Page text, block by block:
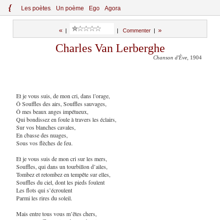
{ Les poètes Un poème Ego Agora
«| Commenter| »
Charles Van Lerberghe
Chanson d'Ève , 1904
Et je vous suis, de mon cri, dans l’orage,
Ô Souffles des airs, Souffles sauvages,
Ô mes beaux anges impétueux,
Qui bondissez en foule à travers les éclairs,
Sur vos blanches cavales,
En cbasse des nuages,
Sous vos flèches de feu.
Et je vous suis de mon cri sur les mers,
Souffles, qui dans un tourbillon d’ailes,
Tombez et retombez en tempête sur elles,
Souffles du ciel, dont les pieds foulent
Les flots qui s’écroulent
Parmi les rires du soleil.
Mais entre tous vous m’êtes chers,